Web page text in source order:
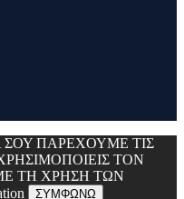
ΠΑΡΕΧΟΥΜΕ ΤΙΣ
ΤΟΝ
ΤΗ ΧΡΗΣΗ ΤΩΝ
ΣΥΜΦΩΝΩ